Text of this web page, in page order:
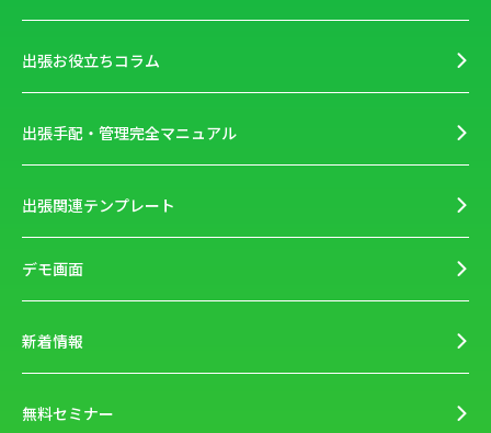
出張お役立ちコラム
出張手配・管理完全マニュアル
出張関連テンプレート
デモ画面
新着情報
無料セミナー